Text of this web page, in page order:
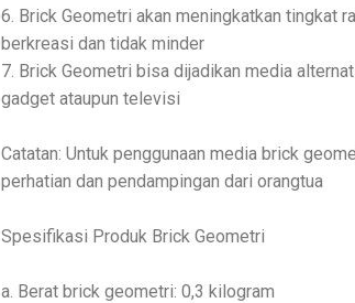
6. Brick Geometri akan meningkatkan tingkat
berkreasi dan tidak minder
7. Brick Geometri bisa dijadikan media
gadget ataupun televisi
Catatan: Untuk penggunaan media brick
perhatian dan pendampingan dari orangtua
Spesifikasi Produk Brick Geometri
a. Berat brick geometri: 0,3 kilogram